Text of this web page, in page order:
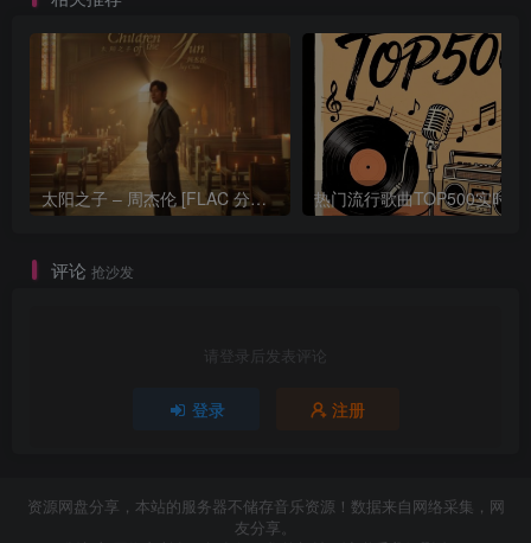
太阳之子 – 周杰伦 [FLAC 分轨 192Khz 24bit]
评论 抢沙发
请登录后发表评论
登录 注册
资源网盘分享，本站的服务器不储存音乐资源！数据来自网络采集，网
友分享。